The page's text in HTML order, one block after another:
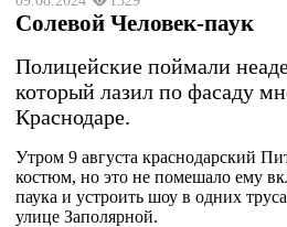
Солевой Человек-паук
Полицейские поймали
который лазил по фасаду
Краснодаре.
Утром 9 августа краснодарский
костюм, но это не помешало ему
паука и устроить шоу в одних
улице Заполярной.